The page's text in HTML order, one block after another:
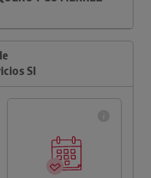
Sl